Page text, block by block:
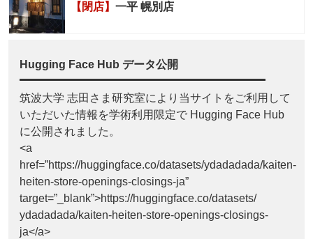
【閉店】 一平 幌別店
Hugging Face Hub データ公開
筑波大学 志田さま研究室により当サイトをご利用して
いただいた情報を学術利用限定で Hugging Face Hub
に公開されました。
<a
href=”https://huggingface.co/datasets/ydadadada/kaiten-
heiten-store-openings-closings-ja”
target=”_blank”>https://huggingface.co/datasets/
ydadadada/kaiten-heiten-store-openings-closings-
ja</a>